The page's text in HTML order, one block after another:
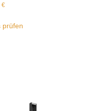
€
prüfen